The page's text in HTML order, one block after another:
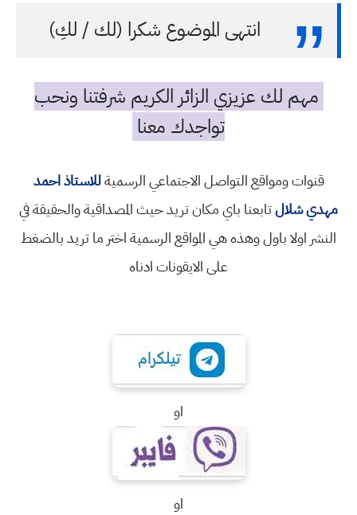
انتهى الموضوع شكرا (لك / لكِ)
مهم لك عزيزي الزائر الكريم شرفتنا ونحب
تواجدك معنا
قنوات ومواقع التواصل الاجتماعي الرسميةللاستاذ احمد
مهدي شلالتابعنا باي مكان تريد حيث المصداقية والحقيقة في
النشر اولا باول وهذه هي المواقع الرسمية اختر ما تريد بالضغط
على الايقونات ادناه
او
او